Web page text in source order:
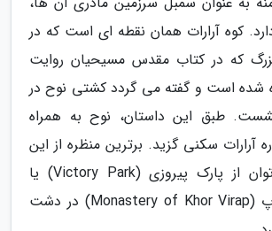
کوه آرارات همان نقطه ای است که در
که در کتاب مقدس مسیحیان روایت
شده است و گفته می گردد کشتی نوح در
طبق این داستان، نوح به همراه
آرارات سکنی گزید. برترین منظره از این
کوه ها را می توان از پارک پیروزی (Victory Park) یا
صومعه خور ویراپ (Monastery of Khor Virap) در دشت